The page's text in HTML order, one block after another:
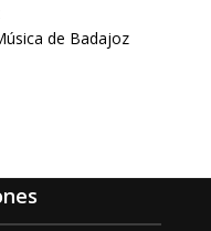
de Badajoz